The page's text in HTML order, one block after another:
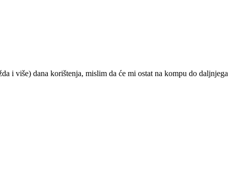
i više) dana korištenja, mislim da će mi ostat na kompu do daljnjega